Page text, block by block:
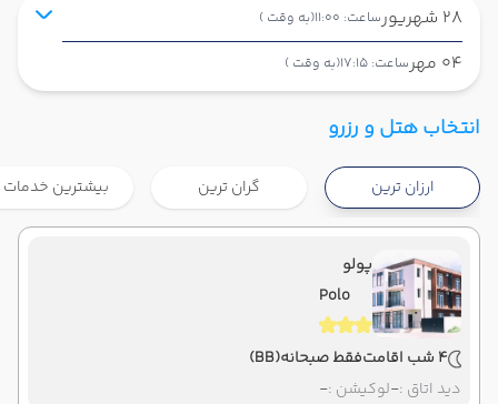
28 شهریور ساعت: 11:00 (به وقت )
04 مهر ساعت: 17:15 (به وقت )
شروع سفر
فرودگاه بین المللی امام خمینی IKA
نوع سفر :هواییEconomy وارش
ساعت حرکت :11:00
02:30
پایان سفر , فرودگاه بین المللی تفلیس TBS
نوع سفر :هواییEconomy
انتخاب هتل و رزرو
ارزان ترین گران ترین بیشترین خدمات
پولو
Polo
4 شب اقامت فقط صبحانه(BB)
دید اتاق :-لوکیشن :-